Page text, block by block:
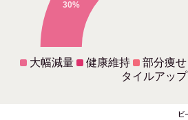
30%
大幅減量 健康維持 部分痩せ
タイルアップ
ビ